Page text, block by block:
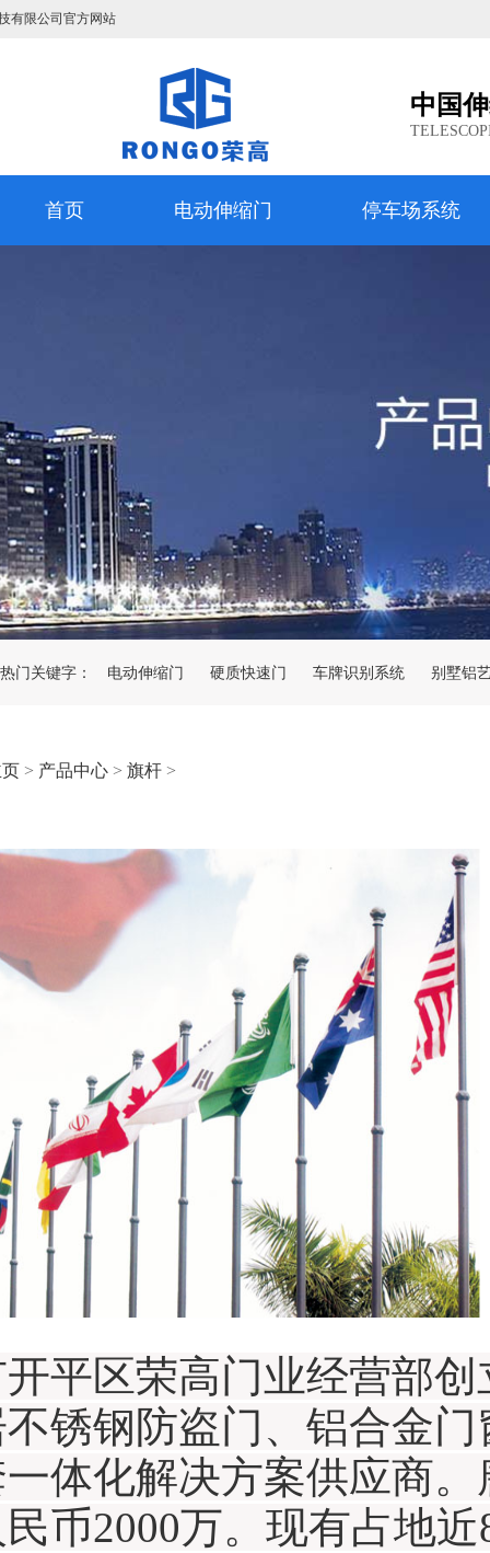
有限公司官方网站
中国
首页 电动伸缩门 停车场系统
热门关键字： 电动伸缩门 硬质快速门 车牌识别系统 别墅铝
> 产品中心 > 旗杆 >
平区荣高门业经营部
锈钢防盗门、铝合金
体化解决方案供应商
币2000万。现有占地